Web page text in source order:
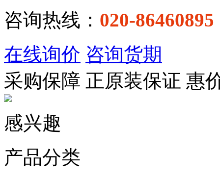
咨询热线： 020-86460895
在线询价 咨询货期
采购保障 正原装保证 惠
感兴趣
产品分类